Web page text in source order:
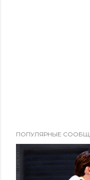
ПОПУЛЯРНЫЕ